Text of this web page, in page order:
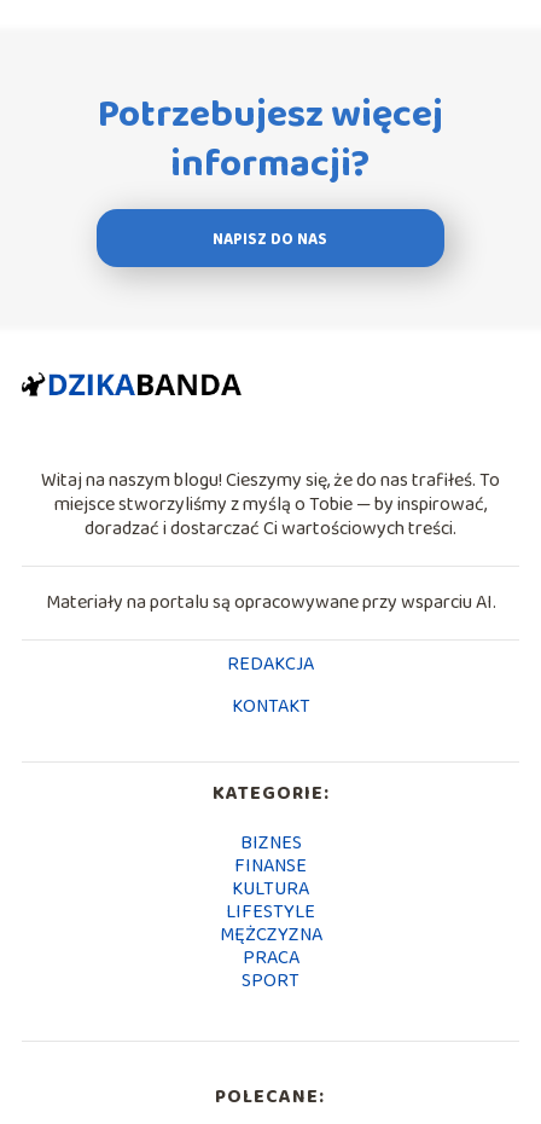
Potrzebujesz więcej
informacji?
NAPISZ DO NAS
Witaj na naszym blogu! Cieszymy się, że do nas trafiłeś. To
miejsce stworzyliśmy z myślą o Tobie — by inspirować,
doradzać i dostarczać Ci wartościowych treści.
Materiały na portalu są opracowywane przy wsparciu AI.
REDAKCJA
KONTAKT
KATEGORIE:
BIZNES
FINANSE
KULTURA
LIFESTYLE
MĘŻCZYZNA
PRACA
SPORT
POLECANE: